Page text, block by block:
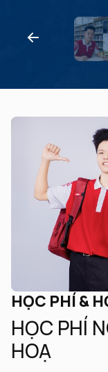
HỌC PHÍ &
HỌC PHÍ
HOẠ